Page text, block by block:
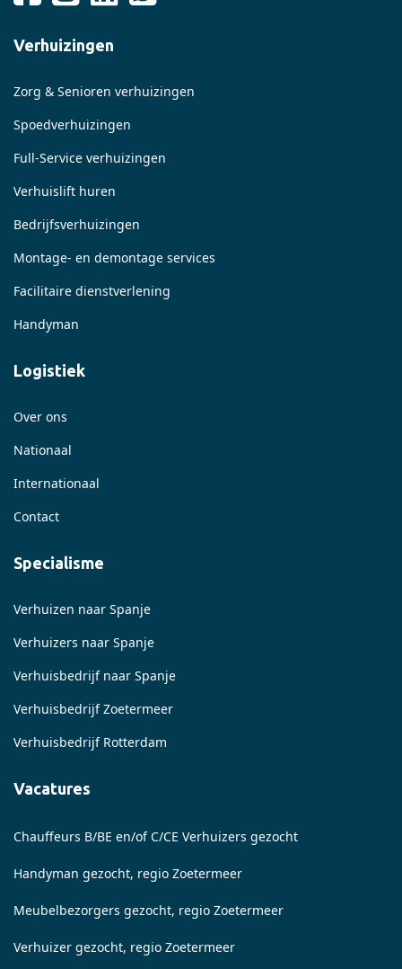
Verhuizingen
Zorg & Senioren verhuizingen
Spoedverhuizingen
Full-Service verhuizingen
Verhuislift huren
Bedrijfsverhuizingen
Montage- en demontage services
Facilitaire dienstverlening
Handyman
Logistiek
Over ons
Nationaal
Internationaal
Contact
Specialisme
Verhuizen naar Spanje
Verhuizers naar Spanje
Verhuisbedrijf naar Spanje
Verhuisbedrijf Zoetermeer
Verhuisbedrijf Rotterdam
Vacatures
Chauffeurs B/BE en/of C/CE Verhuizers gezocht
Handyman gezocht, regio Zoetermeer
Meubelbezorgers gezocht, regio Zoetermeer
Verhuizer gezocht, regio Zoetermeer